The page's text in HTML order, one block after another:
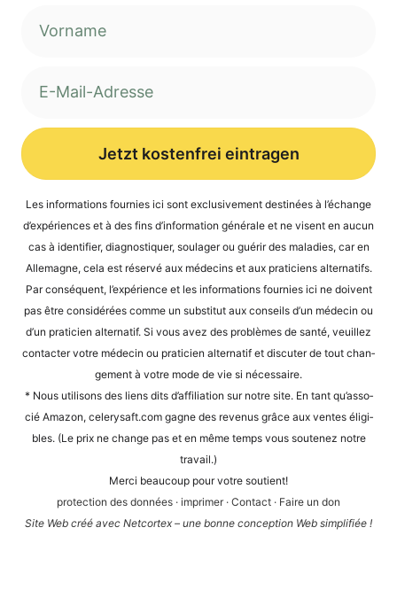
Jetzt kostenfrei eintragen
Les infor­ma­ti­ons four­nies ici sont exclu­si­ve­ment desti­nées à l’é­ch­an­ge
d’expé­ri­en­ces et à des fins d’in­for­ma­ti­on géné­ra­le et ne visent en aucun
cas à iden­ti­fier, dia­gnos­ti­quer, sou­la­ger ou guérir des mala­dies, car en
Alle­ma­gne, cela est réser­vé aux méde­cins et aux pra­ti­ci­ens alter­na­tifs.
Par con­sé­quent, l’expérience et les infor­ma­ti­ons four­nies ici ne doi­vent
pas être con­sidé­rées com­me un sub­sti­tut aux con­seils d’un méde­cin ou
d’un pra­ti­ci­en alter­na­tif. Si vous avez des pro­blè­mes de san­té, veuil­lez
cont­ac­ter vot­re méde­cin ou pra­ti­ci­en alter­na­tif et dis­cu­ter de tout chan­
ge­ment à vot­re mode de vie si nécessaire.
* Nous uti­li­sons des liens dits d’af­fi­lia­ti­on sur not­re site. En tant qu’as­so­
cié Ama­zon, cele​ry​saft​.com gagne des reve­nus grâce aux ven­tes éli­gi­
bles. (Le prix ne chan­ge pas et en même temps vous sou­te­n­ez not­re
travail.)
Mer­ci beau­coup pour vot­re soutient!
pro­tec­tion des don­nées · impri­mer· Cont­act · Fai­re un don
Site Web créé avec Net­cortex – une bon­ne con­cep­ti­on Web simplifiée !